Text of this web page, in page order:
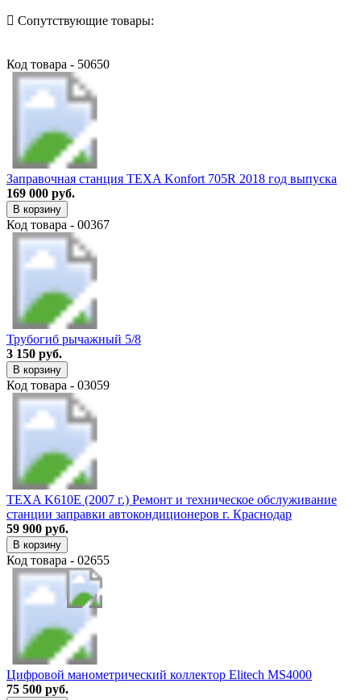
Сопутствующие товары:
Код товара - 50650
Заправочная станция TEXA Konfort 705R 2018 год выпуска
169 000 руб.
В корзину
Код товара - 00367
Трубогиб рычажный 5/8
3 150 руб.
В корзину
Код товара - 03059
TEXA K610E (2007 г.) Ремонт и техническое обслуживание
станции заправки автокондиционеров г. Краснодар
59 900 руб.
В корзину
Код товара - 02655
Цифровой манометрический коллектор Elitech MS4000
75 500 руб.